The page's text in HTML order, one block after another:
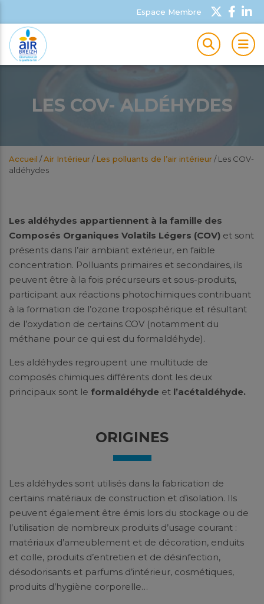
Espace Membre
LES COV- ALDÉHYDES
Accueil /Air Intérieur/Les polluants de l’air intérieur/Les COV-
aldéhydes
Les aldéhydes appartiennent à la famille des
Composés Organiques Volatils Légers (COV) et sont
présents dans l’air ambiant extérieur, en faible
concentration. Polluants primaires et secondaires, ils
peuvent être à la fois précurseurs et sous-produits,
participant aux réactions photochimiques contribuant
à la formation de l’ozone troposphérique et résultant
de l’oxydation de certains COV (notamment du
méthane pour ce qui est du formaldéhyde).
Les aldéhydes regroupent une multitude de
composés chimiques différents dont les deux
principaux sont le formaldéhyde et l’acétaldéhyde.
ORIGINES
Les aldéhydes sont utilisés dans la fabrication de
certains matériaux de construction et d’isolation. Ils
peuvent également être émis lors du stockage ou de
l’utilisation de nombreux produits d’usage courant :
matériaux d’ameublement et de décoration, enduits
et colle, produits d’entretien et de désinfection,
désodorisants et parfums d’intérieur, cosmétiques,
produits d’hygiène corporelle…